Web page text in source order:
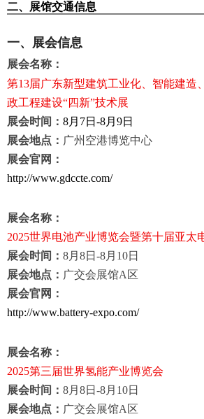
二、展馆交通信息
一、展会信息
展会名称：
第13届广东新型建筑工业化、智能建造
政工程建设“四新”技术展
展会时间： 8月 7日 -8月 9日
展会地点： 广州空港博览中心
展会官网：
http://www.gdccte.com/
展会名称：
2025世界电池产业博览会暨第十届亚太
展会时间： 8月 8日 -8月 10日
展会地点： 广交会展馆A 区
展会官网：
http://www.battery-expo.com/
展会名称：
2025第三届世界氢能产业博览会
展会时间： 8月 8日 -8月 10日
展会地点： 广交会展馆A 区